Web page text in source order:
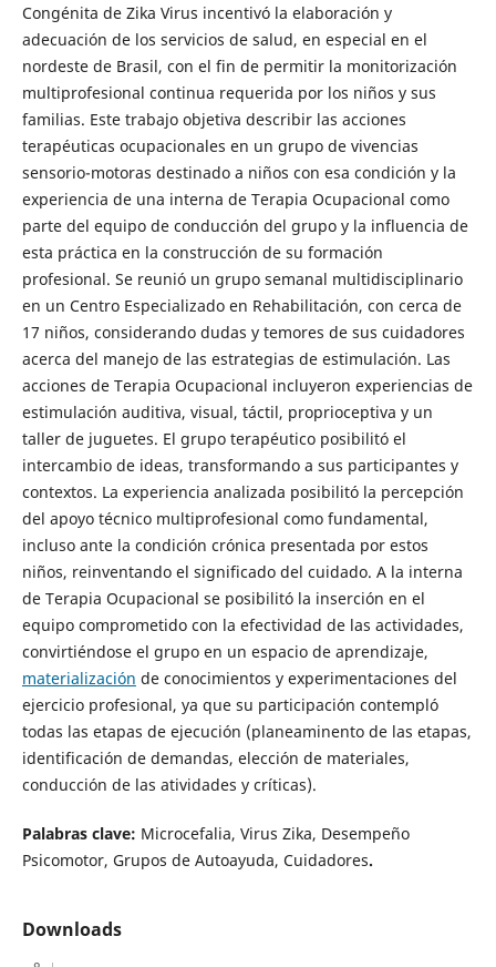
Congénita de Zika Virus incentivó la elaboración y
adecuación de los servicios de salud, en especial en el
nordeste de Brasil, con el fin de permitir la monitorización
multiprofesional continua requerida por los niños y sus
familias. Este trabajo objetiva describir las acciones
terapéuticas ocupacionales en un grupo de vivencias
sensorio-motoras destinado a niños con esa condición y la
experiencia de una interna de Terapia Ocupacional como
parte del equipo de conducción del grupo y la influencia de
esta práctica en la construcción de su formación
profesional. Se reunió un grupo semanal multidisciplinario
en un Centro Especializado en Rehabilitación, con cerca de
17 niños, considerando dudas y temores de sus cuidadores
acerca del manejo de las estrategias de estimulación. Las
acciones de Terapia Ocupacional incluyeron experiencias de
estimulación auditiva, visual, táctil, proprioceptiva y un
taller de juguetes. El grupo terapéutico posibilitó el
intercambio de ideas, transformando a sus participantes y
contextos. La experiencia analizada posibilitó la percepción
del apoyo técnico multiprofesional como fundamental,
incluso ante la condición crónica presentada por estos
niños, reinventando el significado del cuidado. A la interna
de Terapia Ocupacional se posibilitó la inserción en el
equipo comprometido con la efectividad de las actividades,
convirtiéndose el grupo en un espacio de aprendizaje,
materialización de conocimientos y experimentaciones del
ejercicio profesional, ya que su participación contempló
todas las etapas de ejecución (planeaminento de las etapas,
identificación de demandas, elección de materiales,
conducción de las atividades y críticas).
Palabras clave: Microcefalia, Virus Zika, Desempeño
Psicomotor, Grupos de Autoayuda, Cuidadores.
Downloads